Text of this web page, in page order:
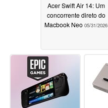
Acer Swift Air 14: Um
concorrente direto do
Macbook Neo 05/31/2026